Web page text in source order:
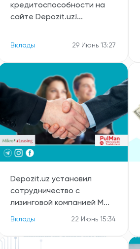
кредитоспособности на
сайте Depozit.uz!...
Вклады 29 Июнь 13:27
Depozit.uz установил
сотрудничество с
лизинговой компанией M...
Вклады 22 Июнь 15:34